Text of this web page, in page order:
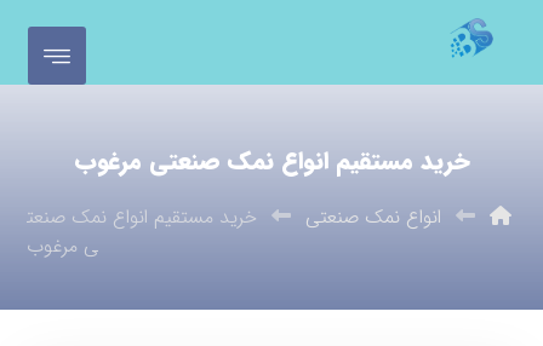
خرید مستقیم انواع نمک صنعتی مرغوب
انواع نمک صنعتی
خرید مستقیم انواع نمک صنعت
ی مرغوب